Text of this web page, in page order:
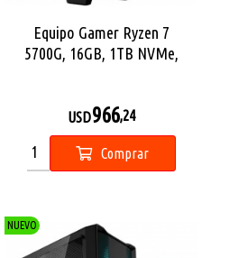
Equipo Gamer Ryzen 7
5700G, 16GB, 1TB NVMe,
USD966,24
Comprar
NUEVO